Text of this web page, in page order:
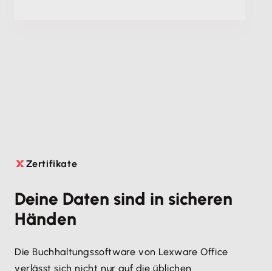
Zertifikate
Deine Daten sind in sicheren
Händen
Die Buchhaltungssoftware von Lexware Office
verlässt sich nicht nur auf die üblichen